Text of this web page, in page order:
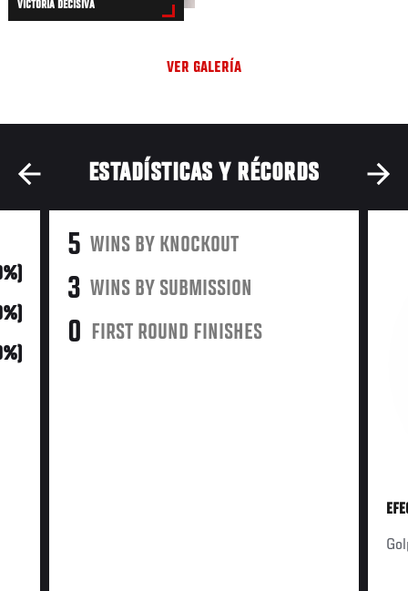
VICTORIA DECISIVA
VER GALERÍA
ESTADÍSTICAS Y RÉCORDS
5 WINS BY KNOCKOUT
3 WINS BY SUBMISSION
0 FIRST ROUND FINISHES